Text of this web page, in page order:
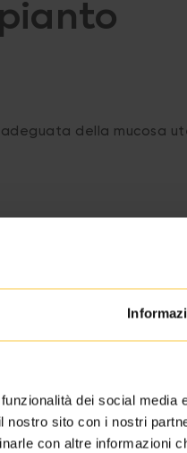
dei social media
sito con i nostri
con altre informazioni
della mucosa